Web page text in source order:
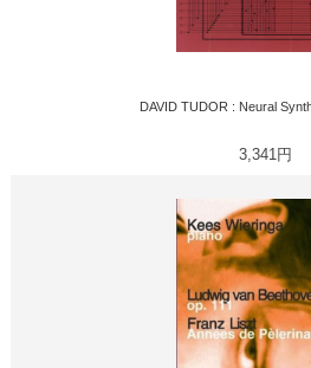
DAVID TUDOR : Neural
3,341円